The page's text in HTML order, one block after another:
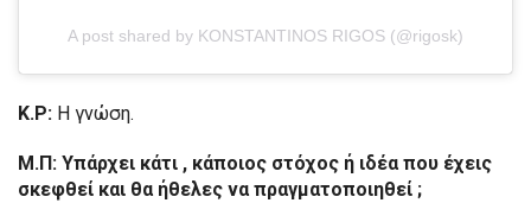
A post shared by KONSTANTINOS RIGOS (@rigosk)
Κ.Ρ: Η γνώση.
Μ.Π: Υπάρχει κάτι , κάποιος στόχος ή ιδέα που έχεις
σκεφθεί και θα ήθελες ναπραγματοποιηθεί ;